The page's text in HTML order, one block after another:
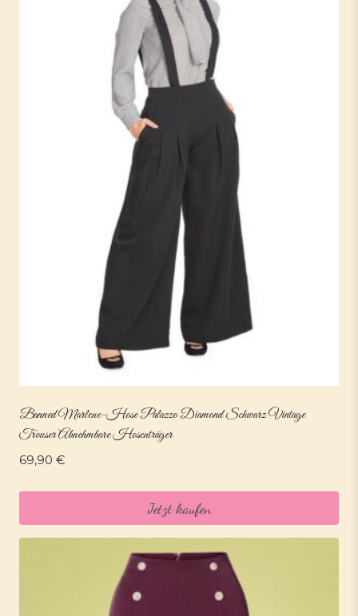
Banned Marlene-Hose Palazzo Diamond Schwarz Vintage
Trouser Abnehmbare Hosenträger
69,90 €
Jetzt kaufen